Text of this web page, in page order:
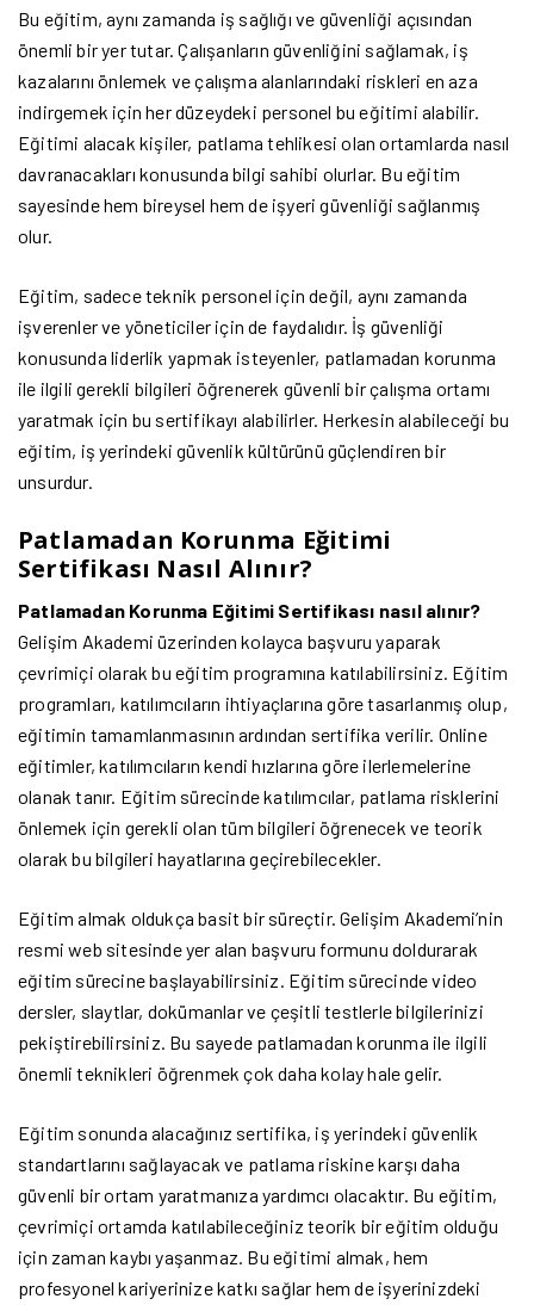
Bu eğitim, aynı zamanda iş sağlığı ve güvenliği açısından
önemli bir yer tutar. Çalışanların güvenliğini sağlamak, iş
kazalarını önlemek ve çalışma alanlarındaki riskleri en aza
indirgemek için her düzeydeki personel bu eğitimi alabilir.
Eğitimi alacak kişiler, patlama tehlikesi olan ortamlarda nasıl
davranacakları konusunda bilgi sahibi olurlar. Bu eğitim
sayesinde hem bireysel hem de işyeri güvenliği sağlanmış
olur.
Eğitim, sadece teknik personel için değil, aynı zamanda
işverenler ve yöneticiler için de faydalıdır. İş güvenliği
konusunda liderlik yapmak isteyenler, patlamadan korunma
ile ilgili gerekli bilgileri öğrenerek güvenli bir çalışma ortamı
yaratmak için bu sertifikayı alabilirler. Herkesin alabileceği bu
eğitim, iş yerindeki güvenlik kültürünü güçlendiren bir
unsurdur.
Patlamadan Korunma Eğitimi
Sertifikası Nasıl Alınır?
Patlamadan Korunma Eğitimi Sertifikası nasıl alınır?
Gelişim Akademi üzerinden kolayca başvuru yaparak
çevrimiçi olarak bu eğitim programına katılabilirsiniz. Eğitim
programları, katılımcıların ihtiyaçlarına göre tasarlanmış olup,
eğitimin tamamlanmasının ardından sertifika verilir. Online
eğitimler, katılımcıların kendi hızlarına göre ilerlemelerine
olanak tanır. Eğitim sürecinde katılımcılar, patlama risklerini
önlemek için gerekli olan tüm bilgileri öğrenecek ve teorik
olarak bu bilgileri hayatlarına geçirebilecekler.
Eğitim almak oldukça basit bir süreçtir. Gelişim Akademi’nin
resmi web sitesinde yer alan başvuru formunu doldurarak
eğitim sürecine başlayabilirsiniz. Eğitim sürecinde video
dersler, slaytlar, dokümanlar ve çeşitli testlerle bilgilerinizi
pekiştirebilirsiniz. Bu sayede patlamadan korunma ile ilgili
önemli teknikleri öğrenmek çok daha kolay hale gelir.
Eğitim sonunda alacağınız sertifika, iş yerindeki güvenlik
standartlarını sağlayacak ve patlama riskine karşı daha
güvenli bir ortam yaratmanıza yardımcı olacaktır. Bu eğitim,
çevrimiçi ortamda katılabileceğiniz teorik bir eğitim olduğu
için zaman kaybı yaşanmaz. Bu eğitimi almak, hem
profesyonel kariyerinize katkı sağlar hem de işyerinizdeki